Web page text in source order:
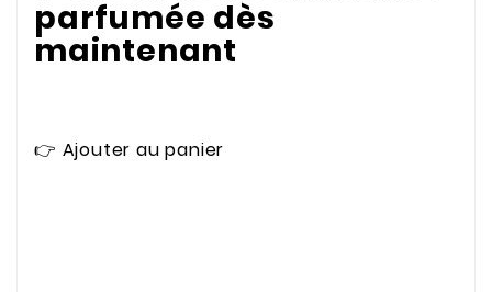
parfumée dès
maintenant
👉 Ajouter au panier